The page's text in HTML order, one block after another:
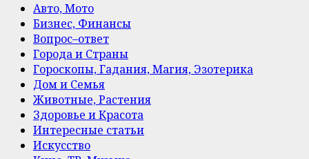
Авто, Мото
Бизнес, Финансы
Вопрос–ответ
Города и Страны
Гороскопы, Гадания, Магия, Эзотерика
Дом и Семья
Животные, Растения
Здоровье и Красота
Интересные статьи
Искусство